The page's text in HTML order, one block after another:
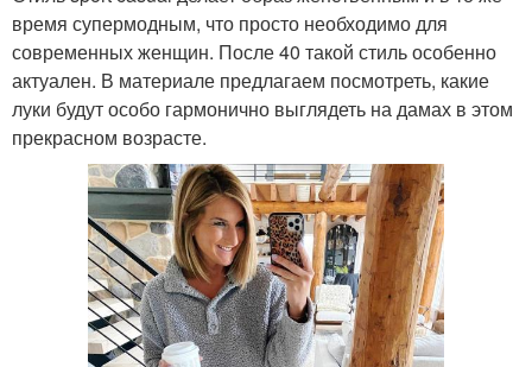
время супермодным, что просто необходимо для
современных женщин. После 40 такой стиль особенно
актуален. В материале предлагаем посмотреть, какие
луки будут особо гармонично выглядеть на дамах в этом
прекрасном возрасте.